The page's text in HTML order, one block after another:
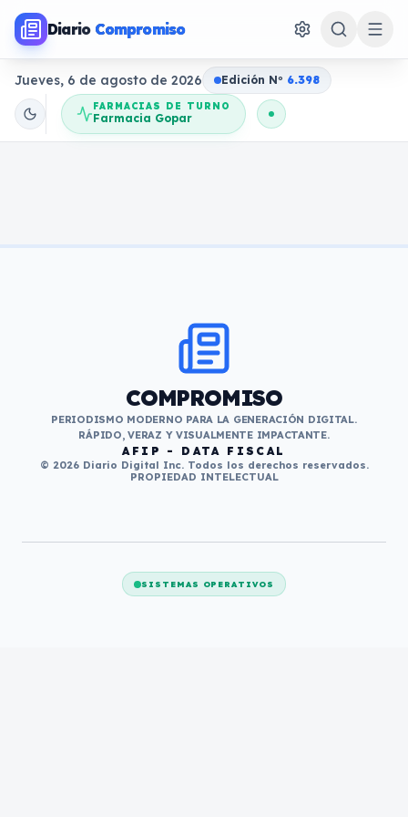
Diario Compromiso
Jueves, 6 de agosto de 2026 Edición No 6.398
FARMACIAS DE TURNO
Farmacia Gopar
COMPROMISO
PERIODISMO MODERNO PARA LA GENERACIÓN DIGITAL.
RÁPIDO, VERAZ Y VISUALMENTE IMPACTANTE.
AFIP - DATA FISCAL
© 2026 Diario Digital Inc. Todos los derechos reservados.
PROPIEDAD INTELECTUAL
SISTEMAS OPERATIVOS